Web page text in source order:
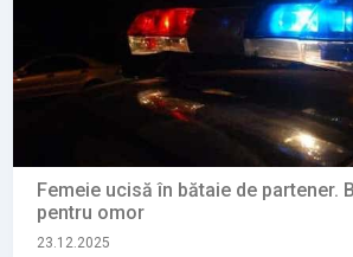
Femeie ucisă în bătaie de partener.
pentru omor
23.12.2025